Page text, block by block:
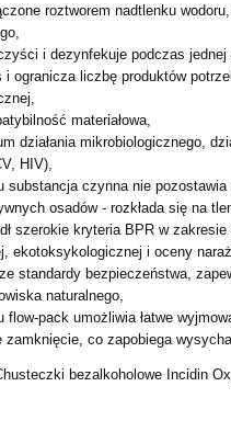
roztworem nadtlenku
i dezynfekuje podczas jednej
i ogranicza liczbę produktów
materiałowa,
działania mikrobiologicznego,
HIV),
substancja czynna nie
osadów - rozkłada się na
szerokie kryteria BPR w zakresie
ekotoksykologicznej i oceny
standardy bezpieczeństwa,
naturalnego,
flow‑pack umożliwia łatwe
zamknięcie, co zapobiega
bezalkoholowe Incidin